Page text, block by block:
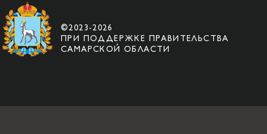
©2023-2026
ПРИ ПОДДЕРЖКЕ ПРАВИТЕЛЬСТВА
САМАРСКОЙ ОБЛАСТИ